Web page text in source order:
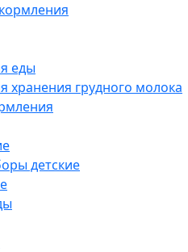
еды
хранения грудного молока
детские